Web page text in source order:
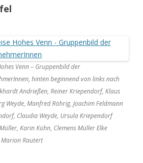
Venn – Gruppenbild der
hinten beginnend von links nach
Andrießen, Reiner Kriependorf, Klaus
Weyde, Manfred Röhrig, Joachim Feldmann
Claudia Weyde, Ursula Kriependorf
Karin Kühn, Clemens Müller Elke
Marion Rautert